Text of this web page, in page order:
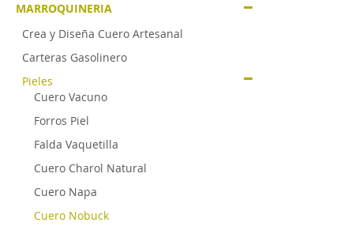
MARROQUINERIA
Crea y Diseña Cuero Artesanal
Carteras Gasolinero
Pieles
Cuero Vacuno
Forros Piel
Falda Vaquetilla
Cuero Charol Natural
Cuero Napa
Cuero Nobuck